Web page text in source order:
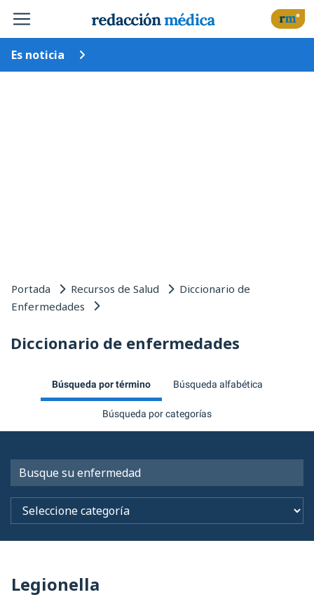
Es noticia
Portada Recursos de Salud Diccionario de
Enfermedades
Diccionario de enfermedades
Búsqueda por término Búsqueda alfabética
Búsqueda por categorías
Legionella